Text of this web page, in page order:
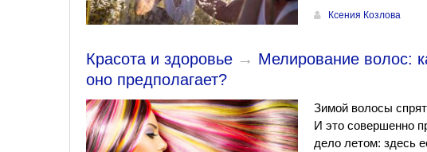
Ксения Козлова
Красота и здоровье → Мелирование волос:
оно предполагает?
Зимой волосы
И это совершенно
дело летом: здесь